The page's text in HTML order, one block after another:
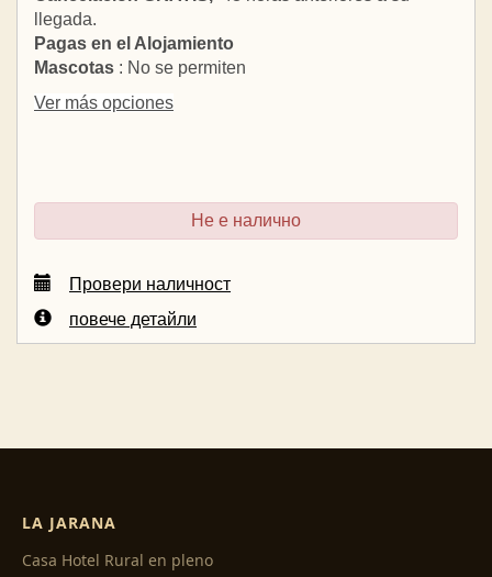
llegada.
Pagas en el Alojamiento
Mascotas : No se permiten
Ver más opciones
Не е налично
Провери наличност
повече детайли
LA JARANA
Casa Hotel Rural en pleno